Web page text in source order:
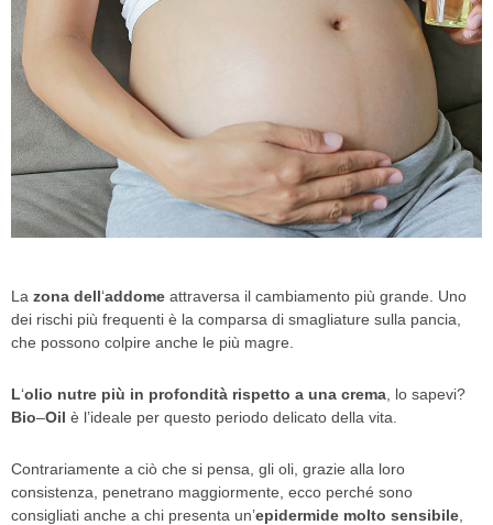
La zona dell‘addome attraversa il cambiamento più grande. Uno
dei rischi più frequenti è la comparsa di smagliature sulla pancia,
che possono colpire anche le più magre.
L‘olio nutre più in profondità rispetto a una crema , lo sapevi?
Bio–Oil è l’ideale per questo periodo delicato della vita.
Contrariamente a ciò che si pensa, gli oli, grazie alla loro
consistenza, penetrano maggiormente, ecco perché sono
consigliati anche a chi presenta un’epidermide molto sensibile